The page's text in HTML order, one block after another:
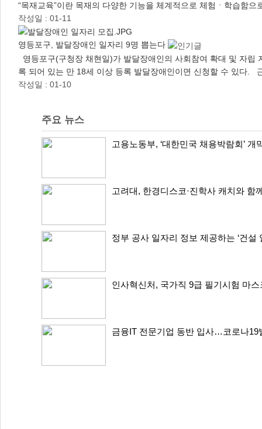
“목재교육”이란 목재의 다양한 기능을 체계적으로 체험ㆍ학습함
작성일 : 01-11
영등포구, 발달장애인 일자리 9명 뽑는다
영등포구(구청장 채현일)가 발달장애인의 사회참여 확대 및 자
록 되어 있는 만 18세 이상 등록 발달장애인이면 신청할 수 있다.
작성일 : 01-10
주요 뉴스
고용노동부, ‘대한민국 채용박람회’
고려대, 한경디스코·진학사 캐치와 함
정부 공사 일자리 정보 제공하는 ‘건설
인사혁신처, 국가직 9급 필기시험 마
금융IT 전문기업 동반 입사…코로나19